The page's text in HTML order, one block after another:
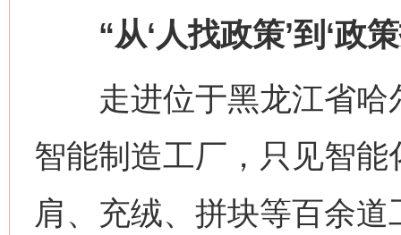
“从‘人找政策’到‘政策
走进位于黑龙江省哈
智能制造工厂，只见智
肩、充绒、拼块等百余